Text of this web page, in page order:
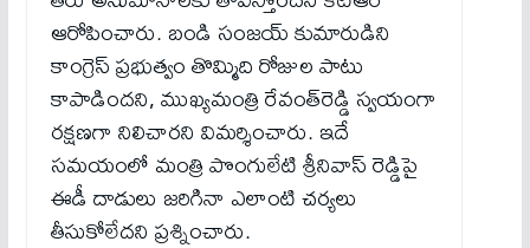
ఆరోపించారు. బండి సంజయ్ కుమారుడిని
కాంగ్రెస్ ప్రభుత్వం తొమ్మిది రోజుల పాటు
కాపాడిందని, ముఖ్యమంత్రి రేవంత్‌రెడ్డి స్వయంగా
రక్షణగా నిలిచారని విమర్శించారు. ఇదే
సమయంలో మంత్రి పొంగులేటి శ్రీనివాస్ రెడ్డిపై
ఈడీ దాడులు జరిగినా ఎలాంటి చర్యలు
తీసుకోలేదని ప్రశ్నించారు.